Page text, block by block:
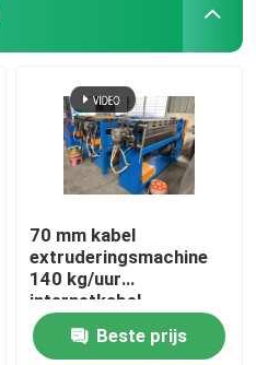
70 mm kabel
extruderingsmachine
140 kg/uur
internetkabel
productielijn
Beste prijs